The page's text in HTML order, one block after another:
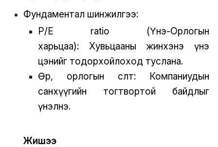
Фундаментал шинжилгээ:
P/E ratio (Үнэ-Орлогын
харьцаа): Хувьцааны жинхэнэ үнэ
цэнийг тодорхойлоход туслана.
Өр, орлогын өсөлт: Компаниудын
санхүүгийн тогтвортой байдлыг
үнэлнэ.
Жишээ